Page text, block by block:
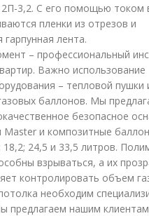
2П-3,2. С его помощью током
пленки из отрезов и
гарпунная лента.
– профессиональный
Важно использование
– тепловой пушки
баллонов. Мы
безопасное
Master и композитные
24,5 и 33,5 литров.
взрываться, а их
контролировать объем
необходим
предлагаем нашим